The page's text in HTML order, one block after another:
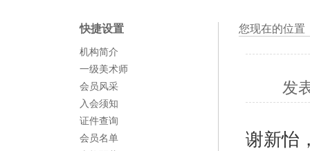
快捷设置
机构简介
一级美术师
会员风采
入会须知
证件查询
会员名单
您现在的位置
发
谢新怡